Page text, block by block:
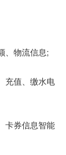
物流信息;
值、缴水电
券信息智能